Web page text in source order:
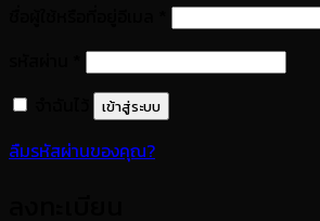
ต้องการ
ต้องการ
เข้าสู่ระบบ
ลืมรหัสผ่านของคุณ?